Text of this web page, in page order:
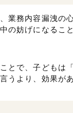
業務内容漏洩の
の妨げになるこ
とで、子どもは
うより、効果が